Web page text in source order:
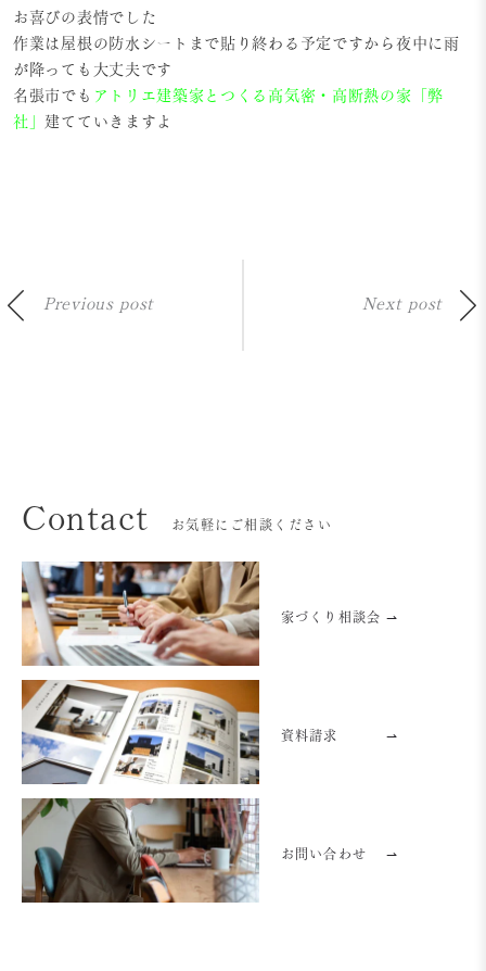
お喜びの表情でした
作業は屋根の防水シートまで貼り終わる予定ですから夜中に雨
が降っても大丈夫です
名張市でも アトリエ建築家とつくる高気密・高断熱の家「弊
社」 建てていきますよ
Previous post Next post
Contact お気軽にご相談ください
家づくり相談会 ⇀
資料請求 ⇀
お問い合わせ ⇀